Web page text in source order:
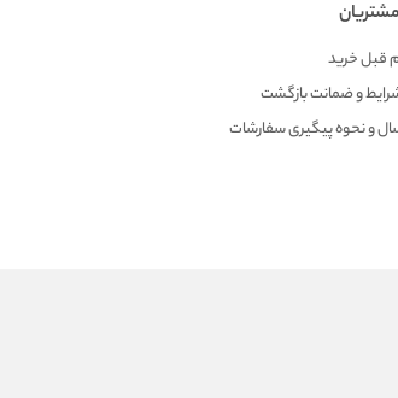
قبل خرید
و ضمانت بازگشت
و نحوه پیگیری سفارشات